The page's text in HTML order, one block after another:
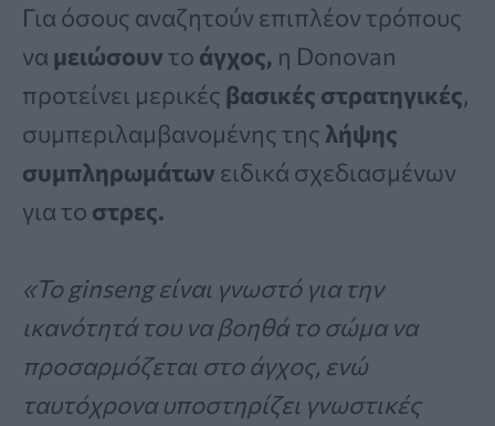
Για όσους αναζητούν επιπλέον τρόπους
να μειώσουν το άγχος, η Donovan
προτείνει μερικές βασικές στρατηγικές,
συμπεριλαμβανομένης της λήψης
συμπληρωμάτων ειδικά σχεδιασμένων
για το στρες.
«Το ginseng είναι γνωστό για την
ικανότητά του να βοηθά το σώμα να
προσαρμόζεται στο άγχος, ενώ
ταυτόχρονα υποστηρίζει γνωστικές